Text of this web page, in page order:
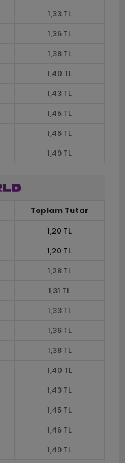
1,33 TL
1,36 TL
1,38 TL
1,40 TL
1,43 TL
1,45 TL
1,46 TL
1,49 TL
Toplam Tutar
1,20 TL
1,20 TL
1,28 TL
1,31 TL
1,33 TL
1,36 TL
1,38 TL
1,40 TL
1,43 TL
1,45 TL
1,46 TL
1,49 TL